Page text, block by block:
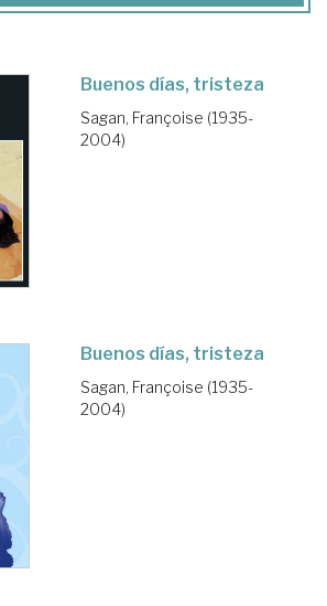
Buenos días, tristeza
Sagan, Françoise (1935-
2004)
Buenos días, tristeza
Sagan, Françoise (1935-
2004)